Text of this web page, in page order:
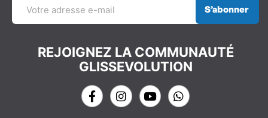
S’abonner
REJOIGNEZ LA COMMUNAUTÉ
GLISSEVOLUTION